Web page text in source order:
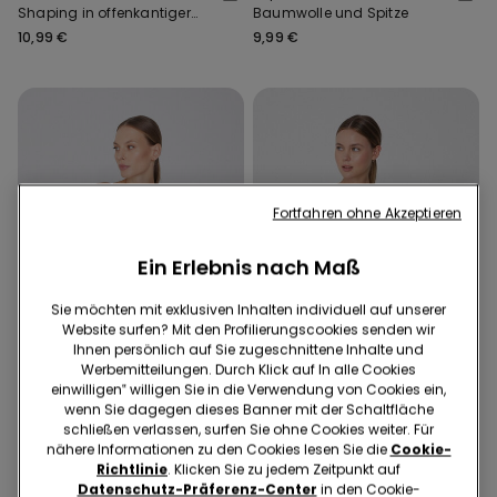
Shaping in offenkantiger
Verarbeitung
10,99 €
Baumwolle und Spitze
9,99 €
Slips 4x3, 9x6
2 Farben
Slip mit hohem Bund aus
Recyceltes Mikrofaser
Slips 4x3, 9x6
4 Farben
Brazilian-Slip mit hohem
Ein Erlebnis nach Maß
Sie möchten mit exklusiven Inhalten individuell auf unserer
Website surfen? Mit den Profilierungscookies senden wir
Ihnen persönlich auf Sie zugeschnittene Inhalte und
Werbemitteilungen. Durch Klick auf In alle Cookies
einwilligen‟ willigen Sie in die Verwendung von Cookies ein,
wenn Sie dagegen dieses Banner mit der Schaltfläche
schließen verlassen, surfen Sie ohne Cookies weiter. Für
nähere Informationen zu den Cookies lesen Sie die Cookie-
Richtlinie. Klicken Sie zu jedem Zeitpunkt auf
Datenschutz-Präferenz-Center in den Cookie-
Fortfahren ohne Akzeptieren